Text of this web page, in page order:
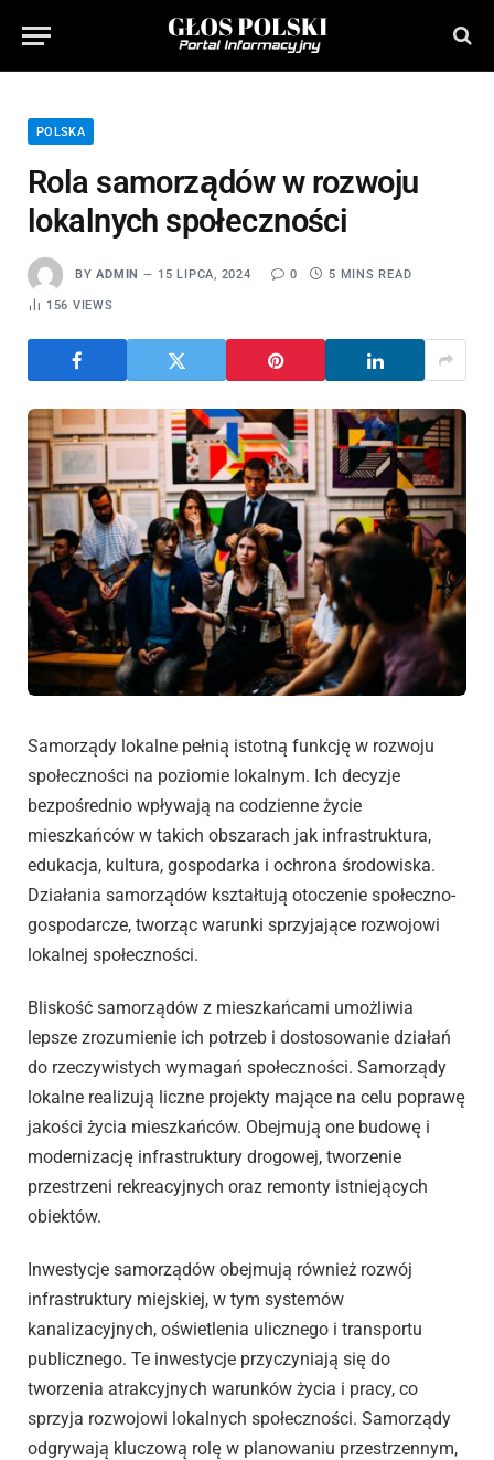
POLSKA
Rola samorządów w rozwoju
lokalnych społeczności
BY ADMIN 15 LIPCA, 2024 0 5 MINS READ
156 VIEWS
Samorządy lokalne pełnią istotną funkcję w rozwoju
społeczności na poziomie lokalnym. Ich decyzje
bezpośrednio wpływają na codzienne życie
mieszkańców w takich obszarach jak infrastruktura,
edukacja, kultura, gospodarka i ochrona środowiska.
Działania samorządów kształtują otoczenie społeczno-
gospodarcze, tworząc warunki sprzyjające rozwojowi
lokalnej społeczności.
Bliskość samorządów z mieszkańcami umożliwia
lepsze zrozumienie ich potrzeb i dostosowanie działań
do rzeczywistych wymagań społeczności. Samorządy
lokalne realizują liczne projekty mające na celu poprawę
jakości życia mieszkańców. Obejmują one budowę i
modernizację infrastruktury drogowej, tworzenie
przestrzeni rekreacyjnych oraz remonty istniejących
obiektów.
Inwestycje samorządów obejmują również rozwój
infrastruktury miejskiej, w tym systemów
kanalizacyjnych, oświetlenia ulicznego i transportu
publicznego. Te inwestycje przyczyniają się do
tworzenia atrakcyjnych warunków życia i pracy, co
sprzyja rozwojowi lokalnych społeczności. Samorządy
odgrywają kluczową rolę w planowaniu przestrzennym,